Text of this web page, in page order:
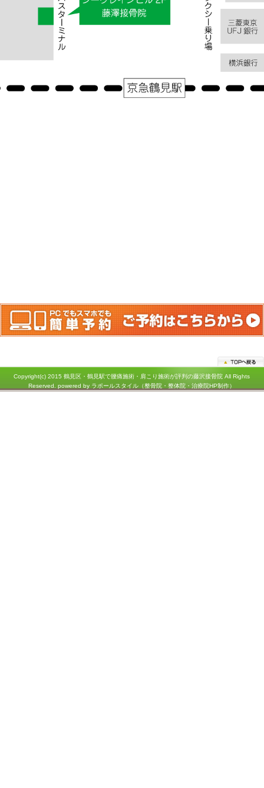
|コメントはまだありません